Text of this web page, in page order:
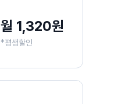
월 1,320원
*평생할인